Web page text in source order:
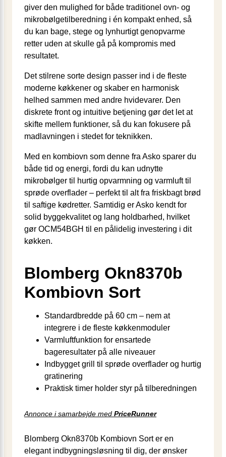
giver den mulighed for både traditionel ovn- og
mikrobølgetilberedning i én kompakt enhed, så
du kan bage, stege og lynhurtigt genopvarme
retter uden at skulle gå på kompromis med
resultatet.
Det stilrene sorte design passer ind i de fleste
moderne køkkener og skaber en harmonisk
helhed sammen med andre hvidevarer. Den
diskrete front og intuitive betjening gør det let at
skifte mellem funktioner, så du kan fokusere på
madlavningen i stedet for teknikken.
Med en kombiovn som denne fra Asko sparer du
både tid og energi, fordi du kan udnytte
mikrobølger til hurtig opvarmning og varmluft til
sprøde overflader – perfekt til alt fra friskbagt brød
til saftige kødretter. Samtidig er Asko kendt for
solid byggekvalitet og lang holdbarhed, hvilket
gør OCM54BGH til en pålidelig investering i dit
køkken.
Blomberg Okn8370b
Kombiovn Sort
Standardbredde på 60 cm – nem at
integrere i de fleste køkkenmoduler
Varmluftfunktion for ensartede
bageresultater på alle niveauer
Indbygget grill til sprøde overflader og hurtig
gratinering
Praktisk timer holder styr på tilberedningen
Annonce i samarbejde med PriceRunner
Blomberg Okn8370b Kombiovn Sort er en
elegant indbygningsløsning til dig, der ønsker